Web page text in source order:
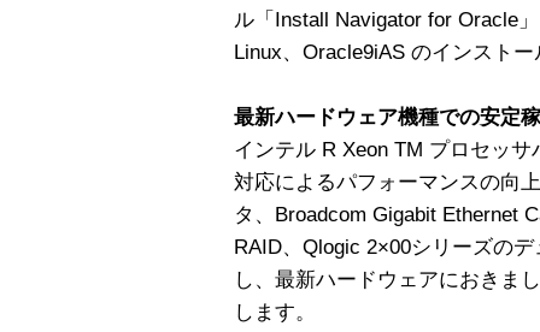
ル「Install Navigator for Oracle
Linux、Oracle9iAS のインスト
最新ハードウェア機種での安定
インテル R Xeon TM プロセッ
対応によるパフォーマンスの向
タ、Broadcom Gigabit Ethernet
RAID、Qlogic 2×00シリーズの
し、最新ハードウェアにおきま
します。